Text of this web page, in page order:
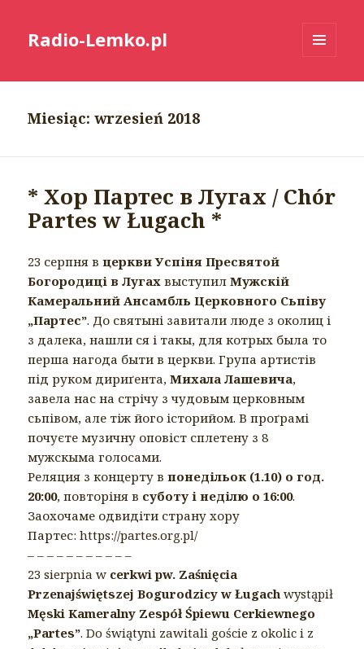
Radio-Lemko.pl
Miesiąc:wrzesień 2018
* Хор Партес в Лугах / Chór
Partes w Ługach *
23 серпня вцеркви Успіня Пресвятой
Богородиці в Лугах выступилМужскій
Камеральний Ансамбль Церковного Сьпіву
„Партес”. До святыні завитали люде з околиц і
з далека, нашли ся і такы, для котрых была то
перша нагода быти в церкви. Група артистів
під руком дириґента,Михала Лашевича,
завела нас на стрічу з чудовым церковным
сьпівом, але тіж його історийом. В проґрамі
почуєте музичну оповіст сплетену з 8
мужскыма голосами.
Реляция з концерту впонедільок (1.10) о год.
20:00, повторіня в суботу і неділю о 16:00.
Заохочаме одвидіти страну хору
Партес: https://partes.org.pl/
– – – – – – – – – – –
23 sierpnia w cerkwi pw. Zaśnięcia
Przenajświętszej Bogurodzicy w Ługach wystąpił
Męski Kameralny Zespół Śpiewu Cerkiewnego
„Partes”. Do świątyni zawitali goście z okolic i z